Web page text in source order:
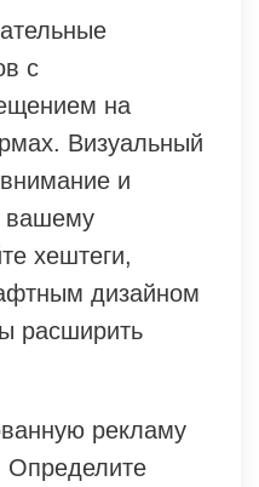
с
на
Визуальный
и
вашему
хештеги,
дизайном
расширить
рекламу
Определите